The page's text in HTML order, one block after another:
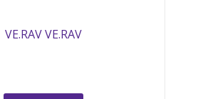
VE.RAV VE.RAV